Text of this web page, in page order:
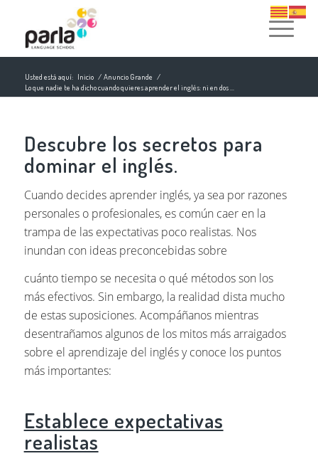
Usted está aquí: Inicio / Anuncio Grande /
Lo que nadie te ha dicho cuando quieres aprender el inglés: ni en dos ...
Descubre los secretos para
dominar el inglés.
Cuando decides aprender inglés, ya sea por razones
personales o profesionales, es común caer en la
trampa de las expectativas poco realistas. Nos
inundan con ideas preconcebidas sobre
cuánto tiempo se necesita o qué métodos son los
más efectivos. Sin embargo, la realidad dista mucho
de estas suposiciones. Acompáñanos mientras
desentrañamos algunos de los mitos más arraigados
sobre el aprendizaje del inglés y conoce los puntos
más importantes:
Establece expectativas
realistas